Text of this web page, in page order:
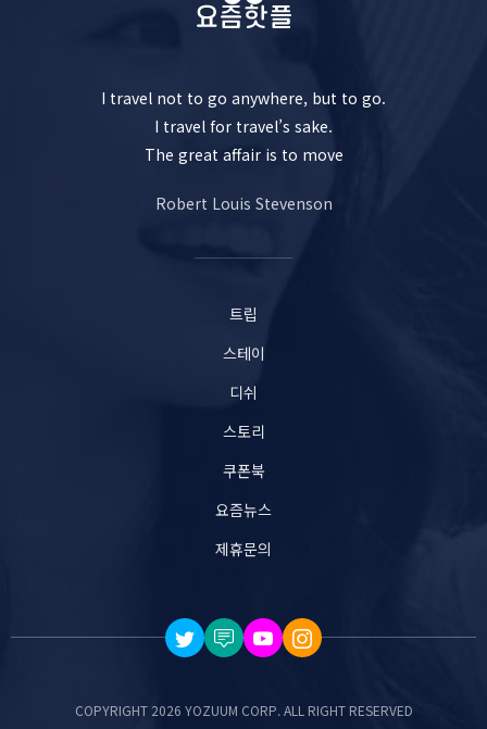
I travel not to go anywhere, but to go.
I travel for travel’s sake.
The great affair is to move
Robert Louis Stevenson
트립
스테이
디쉬
스토리
쿠폰북
요즘뉴스
제휴문의
COPYRIGHT 2026 YOZUUM CORP. ALL RIGHT RESERVED